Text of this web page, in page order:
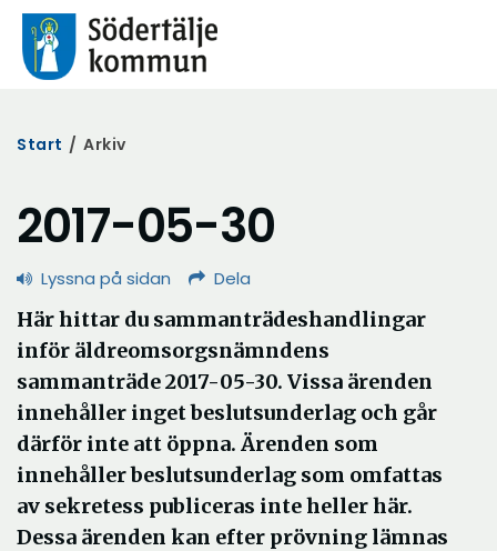
Start / Arkiv
2017-05-30
Lyssna på sidan Dela
Här hittar du sammanträdeshandlingar
inför äldreomsorgsnämndens
sammanträde 2017-05-30. Vissa ärenden
innehåller inget beslutsunderlag och går
därför inte att öppna. Ärenden som
innehåller beslutsunderlag som omfattas
av sekretess publiceras inte heller här.
Dessa ärenden kan efter prövning lämnas